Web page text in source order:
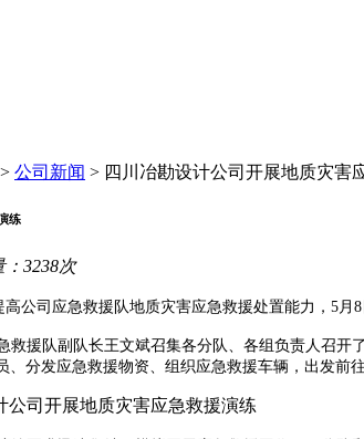
> 公司新闻 > 四川冶勘设计公司开展地质灾害
练
：3238次
公司应急救援队地质灾害应急救援处置能力， 5月
救援 队副队长王文斌召集各分队、各组负责人召开
分发应急救援物资、组织应急救援车辆，出发前